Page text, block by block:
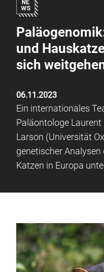
und
sich
06.11.2023
Ein internationales
Paläontologe
Larson (Universität
genetischer Analysen
Katzen in Europa